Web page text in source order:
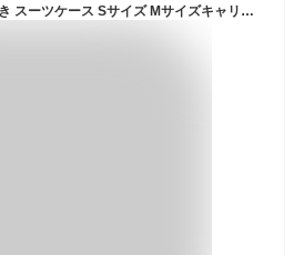
クーポンで5600円～★前開き スーツケース Sサイズ Mサイズキャリーバッグ フロントオープン 前ひらき スーツケースs USBポート付き ファスナー キャリーケース キャリーケース 機内持ち込み トップオープン 軽量 かわいい 大容量 1~3泊 4-7泊 44L 71L